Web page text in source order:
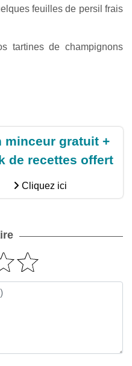
feuilles de persil frais
tartines de champignons
minceur gratuit +
de recettes offert
Cliquez ici